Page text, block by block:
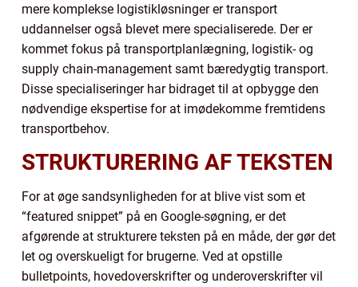
mere komplekse logistikløsninger er transport
uddannelser også blevet mere specialiserede. Der er
kommet fokus på transportplanlægning, logistik- og
supply chain-management samt bæredygtig transport.
Disse specialiseringer har bidraget til at opbygge den
nødvendige ekspertise for at imødekomme fremtidens
transportbehov.
STRUKTURERING AF TEKSTEN
For at øge sandsynligheden for at blive vist som et
“featured snippet” på en Google-søgning, er det
afgørende at strukturere teksten på en måde, der gør det
let og overskueligt for brugerne. Ved at opstille
bulletpoints, hovedoverskrifter og underoverskrifter vil